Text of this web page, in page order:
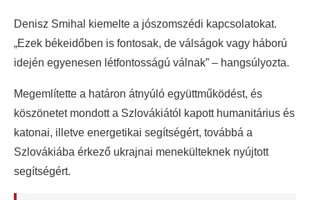
Denisz Smihal kiemelte a jószomszédi kapcsolatokat.
„Ezek békeidőben is fontosak, de válságok vagy háború
idején egyenesen létfontosságú válnak” – hangsúlyozta.
Megemlítette a határon átnyúló együttműködést, és
köszönetet mondott a Szlovákiától kapott humanitárius és
katonai, illetve energetikai segítségért, továbbá a
Szlovákiába érkező ukrajnai menekülteknek nyújtott
segítségért.